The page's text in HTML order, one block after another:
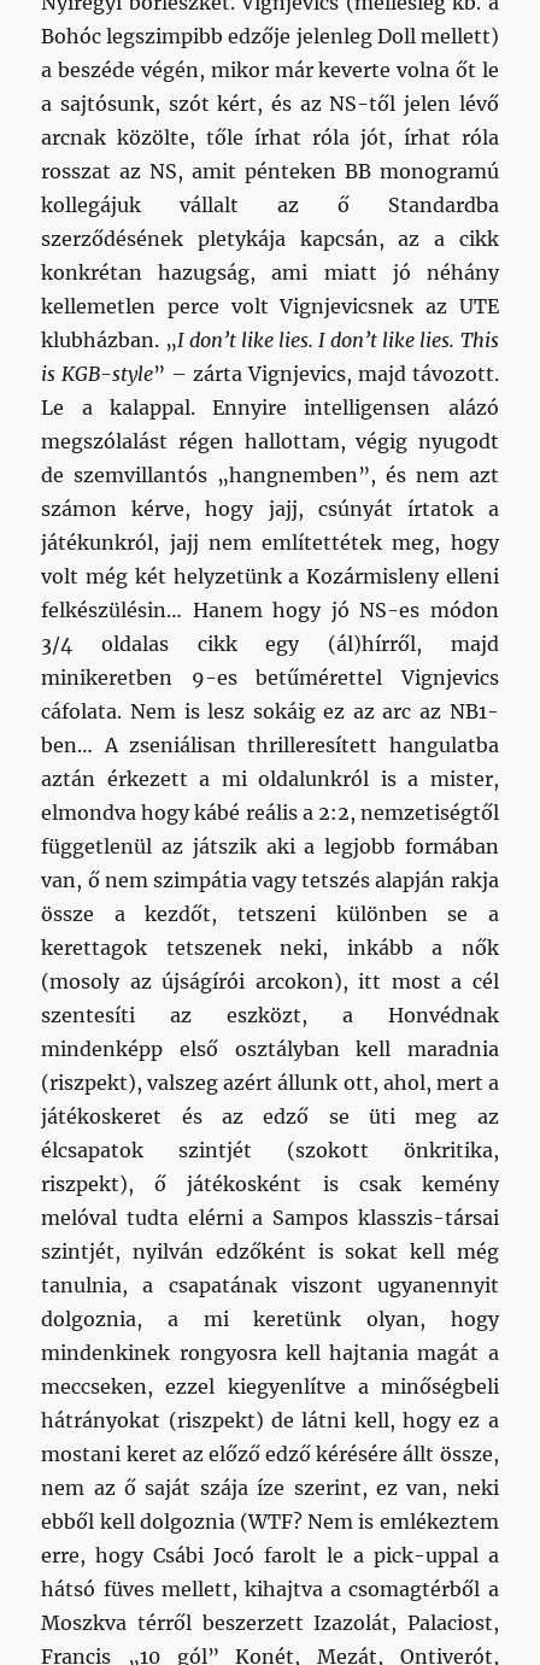
Bohóc legszimpibb edzője jelenleg Doll mellett)
a beszéde végén, mikor már keverte volna őt le
a sajtósunk, szót kért, és az NS-től jelen lévő
arcnak közölte, tőle írhat róla jót, írhat róla
rosszat az NS, amit pénteken BB monogramú
kollegájuk vállalt az ő Standardba
szerződésének pletykája kapcsán, az a cikk
konkrétan hazugság, ami miatt jó néhány
kellemetlen perce volt Vignjevicsnek az UTE
klubházban. „I don’t like lies. I don’t like lies. This
is KGB-style” – zárta Vignjevics, majd távozott.
Le a kalappal. Ennyire intelligensen alázó
megszólalást régen hallottam, végig nyugodt
de szemvillantós „hangnemben”, és nem azt
számon kérve, hogy jajj, csúnyát írtatok a
játékunkról, jajj nem említettétek meg, hogy
volt még két helyzetünk a Kozármisleny elleni
felkészülésin… Hanem hogy jó NS-es módon
3/4 oldalas cikk egy (ál)hírről, majd
minikeretben 9-es betűmérettel Vignjevics
cáfolata. Nem is lesz sokáig ez az arc az NB1-
ben… A zseniálisan thrilleresített hangulatba
aztán érkezett a mi oldalunkról is a mister,
elmondva hogy kábé reális a 2:2, nemzetiségtől
függetlenül az játszik aki a legjobb formában
van, ő nem szimpátia vagy tetszés alapján rakja
össze a kezdőt, tetszeni különben se a
kerettagok tetszenek neki, inkább a nők
(mosoly az újságírói arcokon), itt most a cél
szentesíti az eszközt, a Honvédnak
mindenképp első osztályban kell maradnia
(riszpekt), valszeg azért állunk ott, ahol, mert a
játékoskeret és az edző se üti meg az
élcsapatok szintjét (szokott önkritika,
riszpekt), ő játékosként is csak kemény
melóval tudta elérni a Sampos klasszis-társai
szintjét, nyilván edzőként is sokat kell még
tanulnia, a csapatának viszont ugyanennyit
dolgoznia, a mi keretünk olyan, hogy
mindenkinek rongyosra kell hajtania magát a
meccseken, ezzel kiegyenlítve a minőségbeli
hátrányokat (riszpekt) de látni kell, hogy ez a
mostani keret az előző edző kérésére állt össze,
nem az ő saját szája íze szerint, ez van, neki
ebből kell dolgoznia (WTF? Nem is emlékeztem
erre, hogy Csábi Jocó farolt le a pick-uppal a
hátsó füves mellett, kihajtva a csomagtérből a
Moszkva térről beszerzett Izazolát, Palaciost,
Francis „10 gól” Konét, Mezát, Ontiverót,